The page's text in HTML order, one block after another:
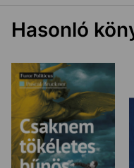
Hasonló